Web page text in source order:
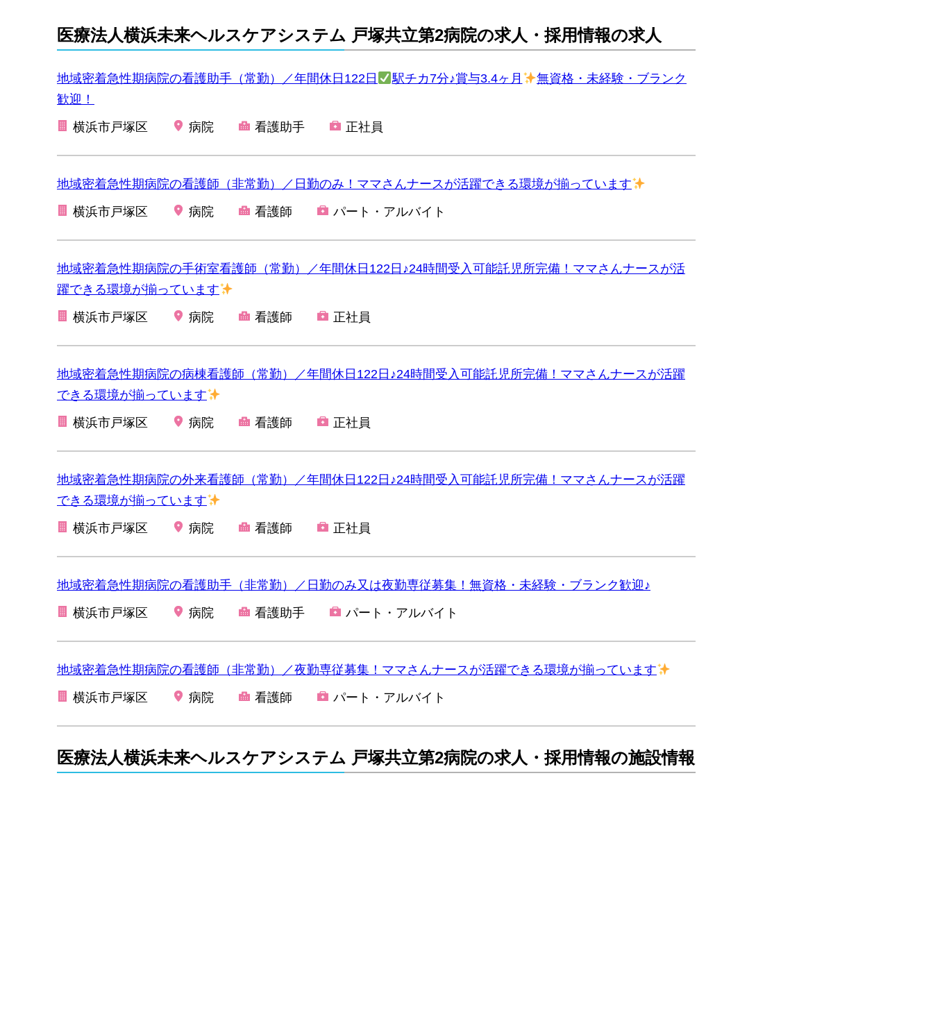
医療法人横浜未来ヘルスケアシステム 戸塚共立第2病院の求人・採用情報の求人
地域密着急性期病院の看護助手（常勤）／年間休日122日 駅チカ7分♪賞与3.4ヶ月
無資格・未経験・ブランク
歓迎！
横浜市戸塚区
病院 看護助手 正社員
地域密着急性期病院の看護師（非常勤）／日勤のみ！ママさんナースが活躍できる環境が揃っています
横浜市戸塚区
病院 看護師 パート・アルバイト
地域密着急性期病院の手術室看護師（常勤）／年間休日122日♪24時間受入可能託児所完備！ママさんナースが活
躍できる環境が揃っています
横浜市戸塚区
病院 看護師 正社員
地域密着急性期病院の病棟看護師（常勤）／年間休日122日♪24時間受入可能託児所完備！ママさんナースが活躍
できる環境が揃っています
横浜市戸塚区
病院 看護師 正社員
地域密着急性期病院の外来看護師（常勤）／年間休日122日♪24時間受入可能託児所完備！ママさんナースが活躍
できる環境が揃っています
横浜市戸塚区
病院 看護師 正社員
地域密着急性期病院の看護助手（非常勤）／日勤のみ又は夜勤専従募集！無資格・未経験・ブランク歓迎♪
横浜市戸塚区
病院 看護助手 パート・アルバイト
地域密着急性期病院の看護師（非常勤）／夜勤専従募集！ママさんナースが活躍できる環境が揃っています
横浜市戸塚区
病院 看護師 パート・アルバイト
医療法人横浜未来ヘルスケアシステム 戸塚共立第2病院の求人・採用情報の施設情報